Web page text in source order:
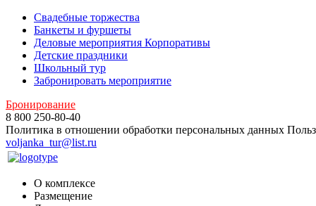
Свадебные торжества
Банкеты и фуршеты
Деловые мероприятия Корпоративы
Детские праздники
Школьный тур
Забронировать мероприятие
Бронирование
8 800 250-80-40
Политика в отношении обработки персональных данных
voljanka_tur@list.ru
О комплексе
Размещение